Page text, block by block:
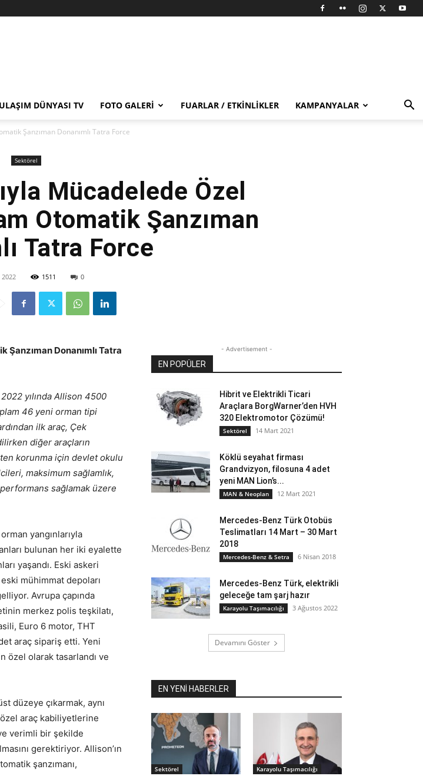
ULAŞIM DÜNYASI TV FOTO GALERI FUARLAR / ETKINLIKLER KAMPANYALAR
Şanzıman Donanımlı Tatra Force
Sektörel
Mücadelede Özel
Otomatik Şanzıman
Tatra Force
1511 0
Donanımlı Tatra
yılında Allison 4500
46 yeni orman tipi
ilk araç, Çek
diğer araçların
korunma için devlet okulu
maksimum sağlamlık,
sağlamak üzere
yangınlarıyla
bulunan her iki eyalette
yaşandı. Eski askeri
mühimmat depoları
Avrupa çapında
merkez polis teşkilatı,
Euro 6 motor, THT
araç sipariş etti. Yeni
özel olarak tasarlandı ve
düzeye çıkarmak, aynı
araç kabiliyetlerine
verimli bir şekilde
gerektiriyor. Allison’ın
şanzımanı,
- Advertisement -
EN POPÜLER
Hibrit ve Elektrikli Ticari
Araçlara BorgWarner’den HVH
320 Elektromotor Çözümü!
Sektörel 14 Mart 2021
Köklü seyahat firması
Grandvizyon, filosuna 4 adet
yeni MAN Lion’s...
MAN & Neoplan 12 Mart 2021
Mercedes-Benz Türk Otobüs
Teslimatları 14 Mart – 30 Mart
2018
Mercedes-Benz & Setra 6 Nisan 2018
Mercedes-Benz Türk, elektrikli
geleceğe tam şarj hazır
Karayolu Taşımacılığı 3 Ağustos 2022
Devamını Göster
EN YENİ HABERLER
Sektörel Karayolu Taşımacılığı